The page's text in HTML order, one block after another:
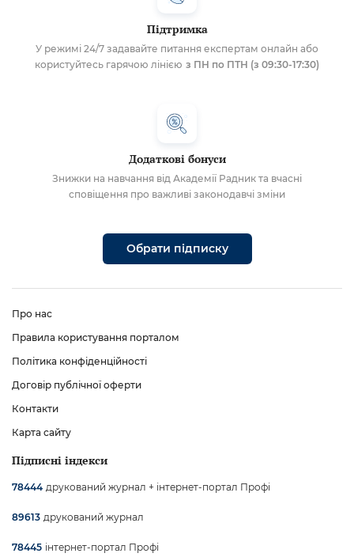
Підтримка
У режимі 24/7 задавайте питання експертам онлайн або
користуйтесь гарячою лінією з ПН по ПТН (з 09:30-17:30)
Додаткові бонуси
Знижки на навчання від Академії Радник та вчасні
сповіщення про важливі законодавчі зміни
Обрати підписку
Про нас
Правила користування порталом
Політика конфіденційності
Договір публічної оферти
Контакти
Карта сайту
Підписні індекси
78444 друкований журнал + інтернет-портал Профі
89613 друкований журнал
78445 інтернет-портал Профі